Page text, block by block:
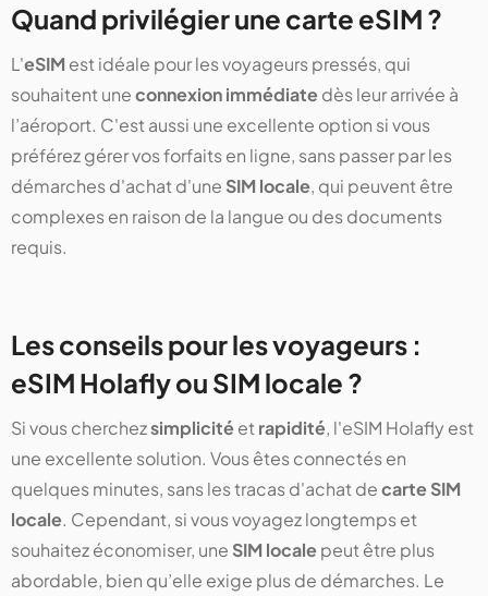
Quand privilégier une carte eSIM ?
L'eSIM est idéale pour les voyageurs pressés, qui
souhaitent uneconnexion immédiatedès leur arrivée à
l’aéroport. C'est aussi une excellente option si vous
préférez gérer vos forfaits en ligne, sans passer par les
démarches d'achat d'une SIM locale, qui peuvent être
complexes en raison de la langue ou des documents
requis.
Les conseils pour les voyageurs :
eSIM Holafly ou SIM locale ?
Si vous cherchezsimplicitéet rapidité, l'eSIM Holafly est
une excellente solution. Vous êtes connectés en
quelques minutes, sans les tracas d'achat decarte SIM
locale. Cependant, si vous voyagez longtemps et
souhaitez économiser, une SIM localepeut être plus
abordable, bien qu’elle exige plus de démarches. Le